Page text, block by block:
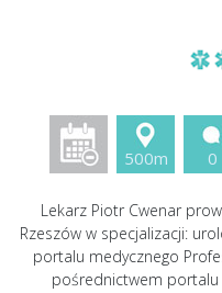
500m 0
Lekarz Piotr Cwenar
Rzeszów w specjalizacji:
portalu medycznego
pośrednictwem portalu